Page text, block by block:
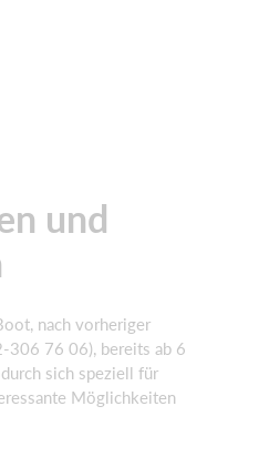
und
nach vorheriger
306 76 06), bereits ab 6
sich speziell für
Möglichkeiten